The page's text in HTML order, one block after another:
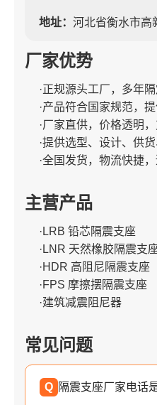
地址： 河北省衡水市高
厂家优势
·正规源头工厂，多年
·产品符合国家规范，
·厂家直供，价格透明
·提供选型、设计、供
·全国发货，物流快捷
主营产品
·LRB 铅芯隔震支座
·LNR 天然橡胶隔震支
·HDR 高阻尼隔震支座
·FPS 摩擦摆隔震支座
·建筑减震阻尼器
常见问题
Q 隔震支座厂家电话